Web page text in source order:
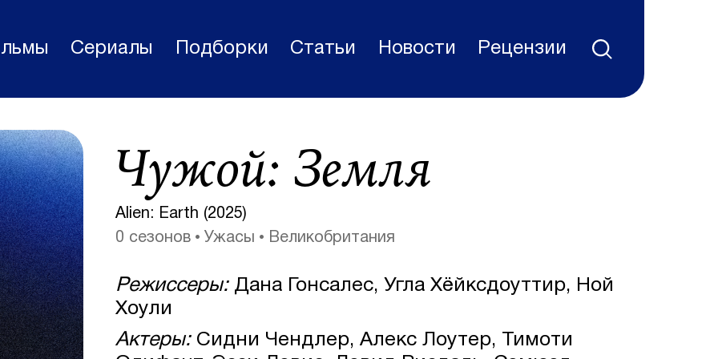
Статьи
Сериалы
Новости
Подборки
Рецензии
О нас
Авторы
Сериалы Подборки Статьи Новости Рецензии
Чужой: Земля
Alien: Earth (2025)
0 сезонов
Ужасы Великобритания
Режиссеры:Дана Гонсалес, Угла Хёйксдоуттир, Ной
Хоули
Актеры:Сидни Чендлер, Алекс Лоутер, Тимоти